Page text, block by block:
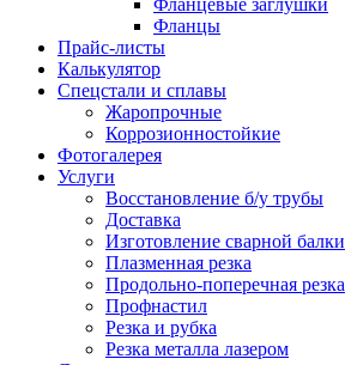
Фланцевые заглушки
Фланцы
Прайс-листы
Калькулятор
Спецстали и сплавы
Жаропрочные
Коррозионностойкие
Фотогалерея
Услуги
Восстановление б/у трубы
Доставка
Изготовление сварной балки
Плазменная резка
Продольно-поперечная резка
Профнастил
Резка и рубка
Резка металла лазером